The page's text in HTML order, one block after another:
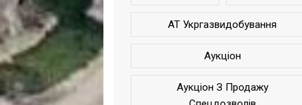
АТ Укргазвидобування
Аукціон
Аукціон З Продажу